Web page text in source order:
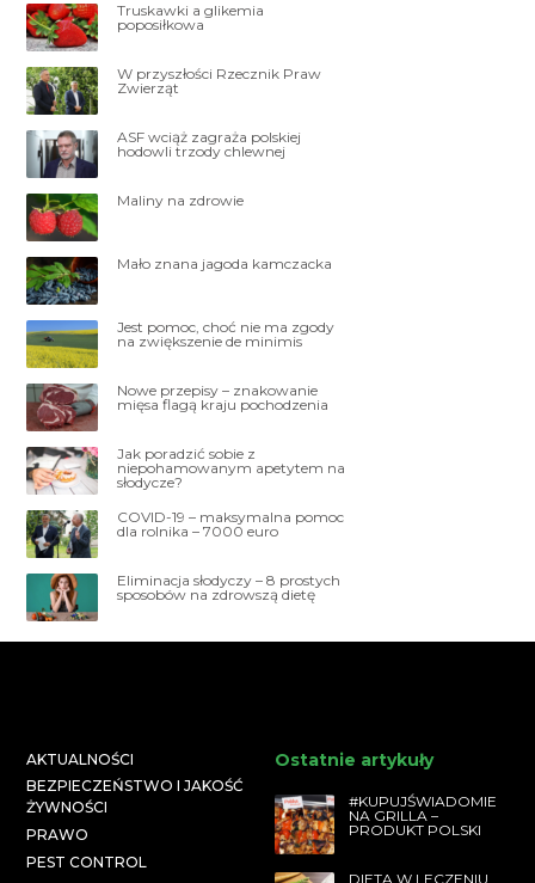
Truskawki a glikemia
poposiłkowa
W przyszłości Rzecznik Praw
Zwierząt
ASF wciąż zagraża polskiej
hodowli trzody chlewnej
Maliny na zdrowie
Mało znana jagoda kamczacka
Jest pomoc, choć nie ma zgody
na zwiększenie de minimis
Nowe przepisy – znakowanie
mięsa flagą kraju pochodzenia
Jak poradzić sobie z
niepohamowanym apetytem na
słodycze?
COVID-19 – maksymalna pomoc
dla rolnika – 7000 euro
Eliminacja słodyczy – 8 prostych
sposobów na zdrowszą dietę
AKTUALNOŚCI
BEZPIECZEŃSTWO I JAKOŚĆ
ŻYWNOŚCI
PRAWO
PEST CONTROL
Ostatnie artykuły
#KUPUJŚWIADOMIE
NA GRILLA –
PRODUKT POLSKI
DIETA W LECZENIU